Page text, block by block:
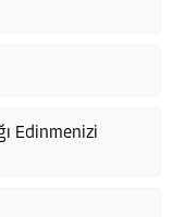
Edinmenizi